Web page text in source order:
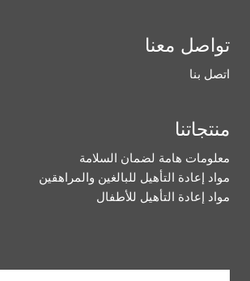
تواصل معنا
اتصل بنا
منتجاتنا
معلومات هامة لضمان السلامة
مواد إعادة التأهيل للبالغين والمراهقين
مواد إعادة التأهيل للأطفال